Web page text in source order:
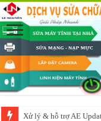
Xử lý & hỗ trợ AE
NAS IO DATA